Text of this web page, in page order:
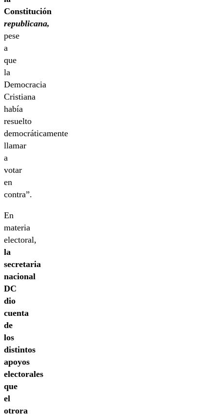
Constitución
republicana,
pese
a
que
la
Democracia
Cristiana
había
resuelto
democráticamente
llamar
a
votar
en
contra”.
En
materia
electoral,
la
secretaria
nacional
DC
dio
cuenta
de
los
distintos
apoyos
electorales
que
el
otrora